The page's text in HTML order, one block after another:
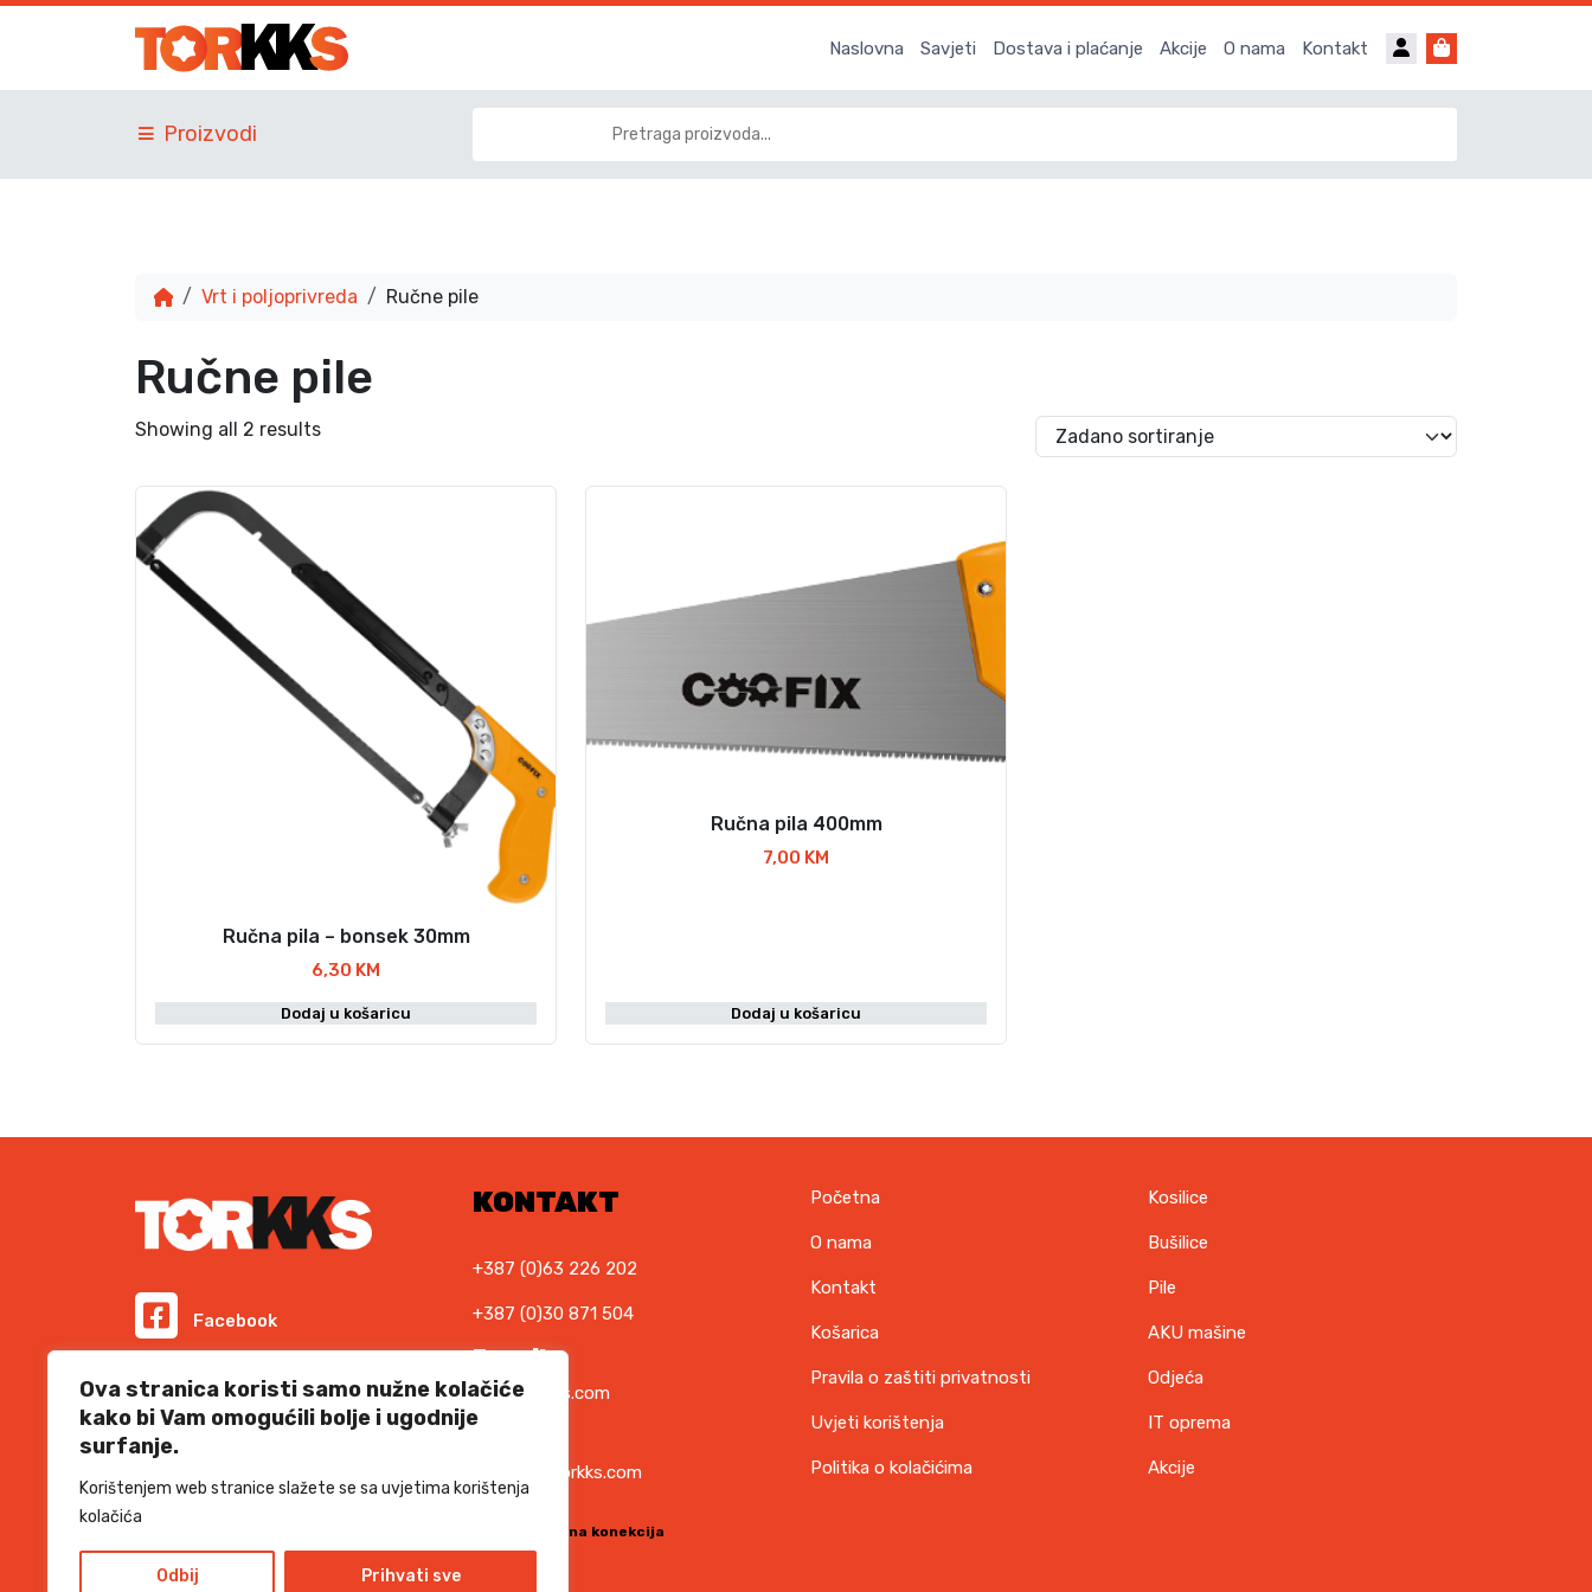
Ova stranica koristi samo nužne kolačiće
kako bi Vam omogućili bolje i ugodnije
surfanje.
Korištenjem web stranice slažete se sa uvjetima korištenja
kolačića
Odbij Prihvati sve
Naslovna Savjeti Dostava i plaćanje Akcije O nama Kontakt Account
Cart
Proizvodi
Vrt i poljoprivreda Ručne pile
Ručne pile
Showing all 2 results
Ručna pila – bonsek 30mm
6,30 KM
Dodaj u košaricu
Ručna pila 400mm
7,00 KM
Dodaj u košaricu
Facebook
Instagram
Informacije i cijene na ovoj web stranici imaju
ili tehničke greške, mjerodavni su podaci dostupni na
prodajnim mjestima
KONTAKT
+387 (0)63 226 202
+387 (0)30 871 504
E-mail
info@torkks.com
support@torkks.com
SSL sigurna konekcija
Početna
O nama
Kontakt
Košarica
Pravila o zaštiti privatnosti
Uvjeti korištenja
Politika o kolačićima
Kosilice
Bušilice
Pile
AKU mašine
Odjeća
IT oprema
Akcije